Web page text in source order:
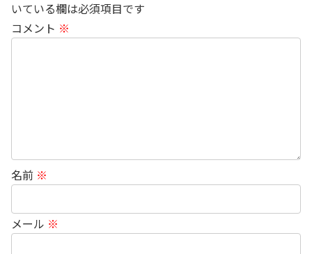
いている欄は必須項目です
コメント ※
名前 ※
メール ※